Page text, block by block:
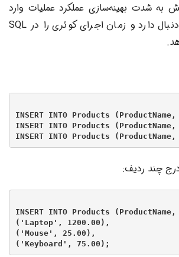
به شدت بهینه‌سازی عملکرد عملیات وارد
کردن داده‌ها را به دنبال دارد و زمان اجرای کوئری را در SQL
INSERT INTO Products
INSERT INTO Products
درج چند ردیف:
INSERT INTO Products
('Laptop', 1200.00),
('Mouse', 25.00),